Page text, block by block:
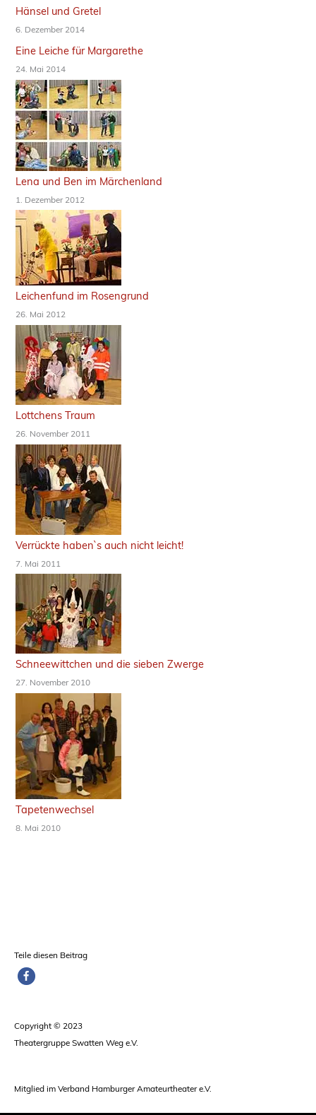
Hänsel und Gretel
6. Dezember 2014
Eine Leiche für Margarethe
24. Mai 2014
Lena und Ben im Märchenland
1. Dezember 2012
Leichenfund im Rosengrund
26. Mai 2012
Lottchens Traum
26. November 2011
Verrückte haben`s auch nicht leicht!
7. Mai 2011
Schneewittchen und die sieben Zwerge
27. November 2010
Tapetenwechsel
8. Mai 2010
Teile diesen Beitrag
Copyright © 2023
Theatergruppe Swatten Weg e.V.
Mitglied im Verband Hamburger Amateurtheater e.V.